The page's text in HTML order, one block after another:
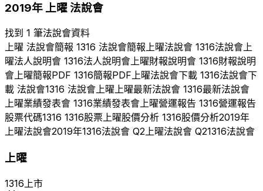
2019年 上曜法說會
找到 1 筆法說會資料
上曜 法說會簡報 1316 法說會簡報上曜法說會 1316法說會上
曜法人說明會 1316法人說明會上曜財報說明會 1316財報說明
會上曜簡報PDF 1316簡報PDF上曜法說會下載 1316法說會下
載 法說會1316 法說會上曜上曜最新法說會 1316最新法說會
上曜業績發表會 1316業績發表會上曜營運報告 1316營運報告
股票代碼1316 1316股票上曜股價分析 1316股價分析2019年
上曜法說會2019年1316法說會 Q2上曜法說會 Q21316法說會
上曜
1316 上市